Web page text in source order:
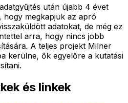
után újabb 4 évet
megkapjuk az apró
adatokat, de még ez
arra, hogy nincs jobb
A teljes projekt Milner
kerülne, ők egyelőre a kutatási
és linkek